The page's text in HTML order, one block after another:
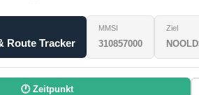
Route Tracker
MMSI
310857000
Ziel
🕐 Zeitpunkt